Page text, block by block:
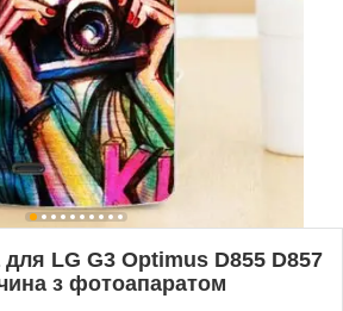
LG G3 Optimus D855 D857
з фотоапаратом